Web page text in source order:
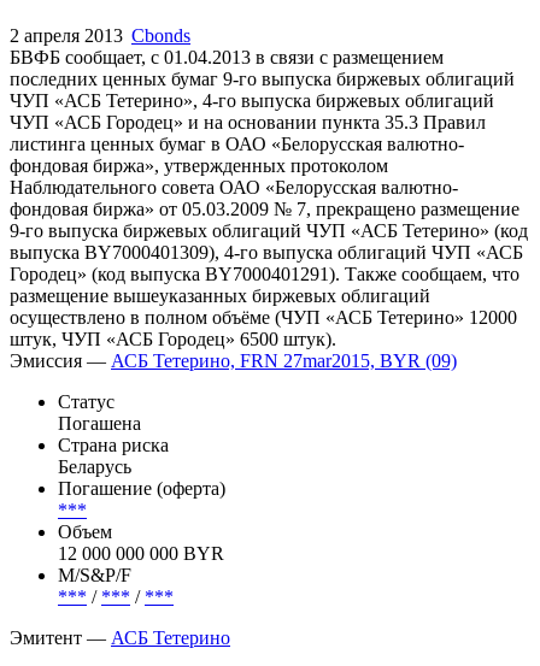
2 апреля 2013 Cbonds
БВФБ сообщает, c 01.04.2013 в связи с размещением
последних ценных бумаг 9-го выпуска биржевых облигаций
ЧУП «АСБ Тетерино», 4-го выпуска биржевых облигаций
ЧУП «АСБ Городец» и на основании пункта 35.3 Правил
листинга ценных бумаг в ОАО «Белорусская валютно-
фондовая биржа», утвержденных протоколом
Наблюдательного совета ОАО «Белорусская валютно-
фондовая биржа» от 05.03.2009 № 7, прекращено размещение
9-го выпуска биржевых облигаций ЧУП «АСБ Тетерино» (код
выпуска ВY7000401309), 4-го выпуска облигаций ЧУП «АСБ
Городец» (код выпуска ВY7000401291). Также сообщаем, что
размещение вышеуказанных биржевых облигаций
осуществлено в полном объёме (ЧУП «АСБ Тетерино» 12000
штук, ЧУП «АСБ Городец» 6500 штук).
Эмиссия — АСБ Тетерино, FRN 27mar2015, BYR (09)
Статус
Погашена
Страна риска
Беларусь
Погашение (оферта)
***
Объем
12 000 000 000 BYR
М/S&P/F
*** / *** / ***
Эмитент — АСБ Тетерино